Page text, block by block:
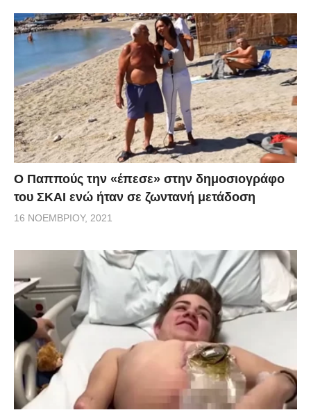
Ο Παππούς την «έπεσε» στην δημοσιογράφο
του ΣΚΑΙ ενώ ήταν σε ζωντανή μετάδοση
16 ΝΟΕΜΒΡΊΟΥ, 2021